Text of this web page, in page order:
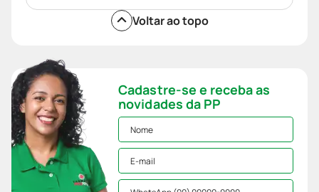
Voltar ao topo
Cadastre-se e receba as
novidades da PP